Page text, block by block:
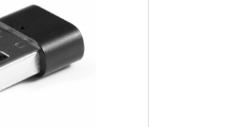
MENOR PREÇO
MAIOR PREÇO
A - Z